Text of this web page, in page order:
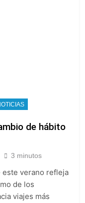
de hábito
3 minutos
este verano refleja
de los
viajes más